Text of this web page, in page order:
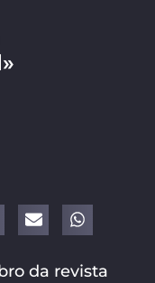
da revista